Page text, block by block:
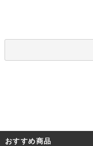
おすすめ商品